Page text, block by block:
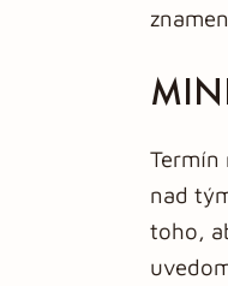
Termín
nad
toho,